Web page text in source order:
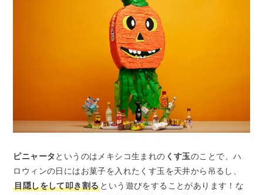
ピニャータ というのはメキシコ生まれの くす玉のことで、ハ
ロウィンの日にはお菓子を入れたくす玉を天井から吊るし、
目隠しをして叩き割る という遊びをすることがあります！な